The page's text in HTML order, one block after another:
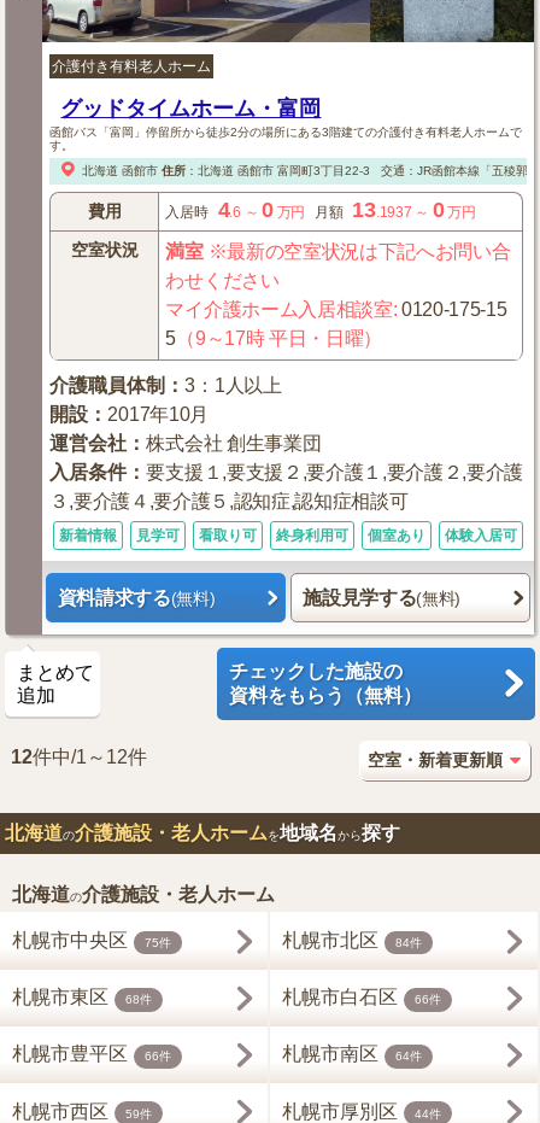
介護付き有料老人ホーム
グッドタイムホーム・富岡
函館バス「富岡」停留所から徒歩2分の場所にある3階建ての介護付き有料老人ホームで
す。
北海道 函館市 住所： 北海道 函館市富岡町3丁目22-3 交通：JR函館本線「五稜郭
費用 入居時 4.6 ～0 万円 月額 13.1937 ～ 0万円
空室状況 満室※最新の空室状況は下記へお問い合
わせください
マイ介護ホーム入居相談室:0120-175-15
5 （9～17時 平日・日曜）
介護職員体制 ：3：1人以上
開設 ： 2017年10月
運営会社 ：株式会社 創生事業団
入居条件：要支援１,要支援２,要介護１,要介護２,要介護
３,要介護４,要介護５,認知症,認知症相談可
新着情報 見学可 看取り可 終身利用可 個室あり 体験入居可
資料請求する(無料) 施設見学する(無料)
まとめて
追加
チェックした施設の
資料をもらう（無料）
12件中/1～12件
北海道の介護施設・老人ホームを地域名から探す
北海道の介護施設・老人ホーム
札幌市中央区 75件 札幌市北区 84件
札幌市東区 68件 札幌市白石区 66件
札幌市豊平区 66件 札幌市南区 64件
札幌市西区 59件 札幌市厚別区 44件